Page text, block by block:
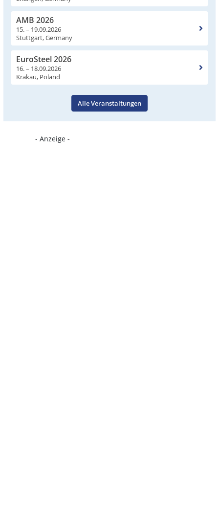
AMB 2026
15. – 19.09.2026
Stuttgart, Germany
EuroSteel 2026
16. – 18.09.2026
Krakau, Poland
Alle Veranstaltungen
- Anzeige -